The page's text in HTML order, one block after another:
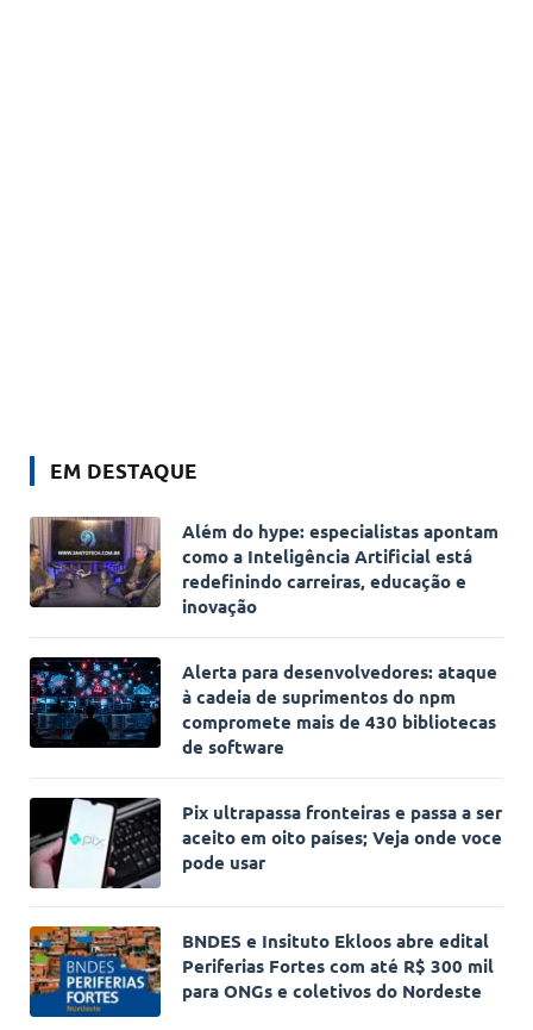
EM DESTAQUE
Além do hype: especialistas apontam
como a Inteligência Artificial está
redefinindo carreiras, educação e
inovação
Alerta para desenvolvedores: ataque
à cadeia de suprimentos do npm
compromete mais de 430 bibliotecas
de software
Pix ultrapassa fronteiras e passa a ser
aceito em oito países; Veja onde voce
pode usar
BNDES e Insituto Ekloos abre edital
Periferias Fortes com até R$ 300 mil
para ONGs e coletivos do Nordeste